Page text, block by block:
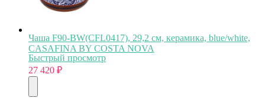
Чаша F90-BW(CFL0417), 29,2 см, керамика, blue/white,
CASAFINA BY COSTA NOVA
Быстрый просмотр
27 420 ₽